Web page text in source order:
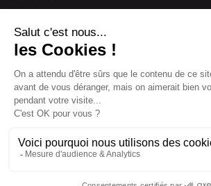
SUIVEZ-NOUS
Une boutique élaborée avec par RGOODS